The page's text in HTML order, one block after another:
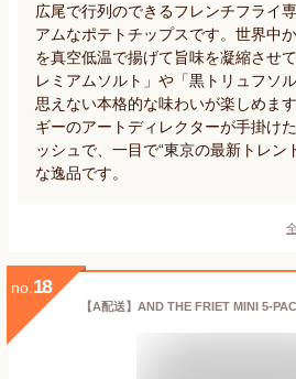
広尾で行列のできるフレンチフライ
アムなポテトチップスです。世界中
を真空低温で揚げて旨味を凝縮させ
レミアムソルト」や「黒トリュフソ
思えない本格的な味わいが楽しめま
ギーのアートディレクターが手掛け
ッシュで、一目で“東京の最新トレン
な逸品です。
no. 18